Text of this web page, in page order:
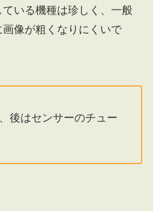
いる機種は珍しく、一般
像が粗くなりにくいで
後はセンサーのチュー